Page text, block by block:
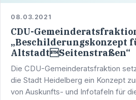
08.03.2021
CDU-
„Beschilderungskonzept
AltstadtSeitenstraßen“
Die CDU-Gemeinderatsfraktion
die Stadt Heidelberg ein Konzept
von Auskunfts- und Infotafeln für